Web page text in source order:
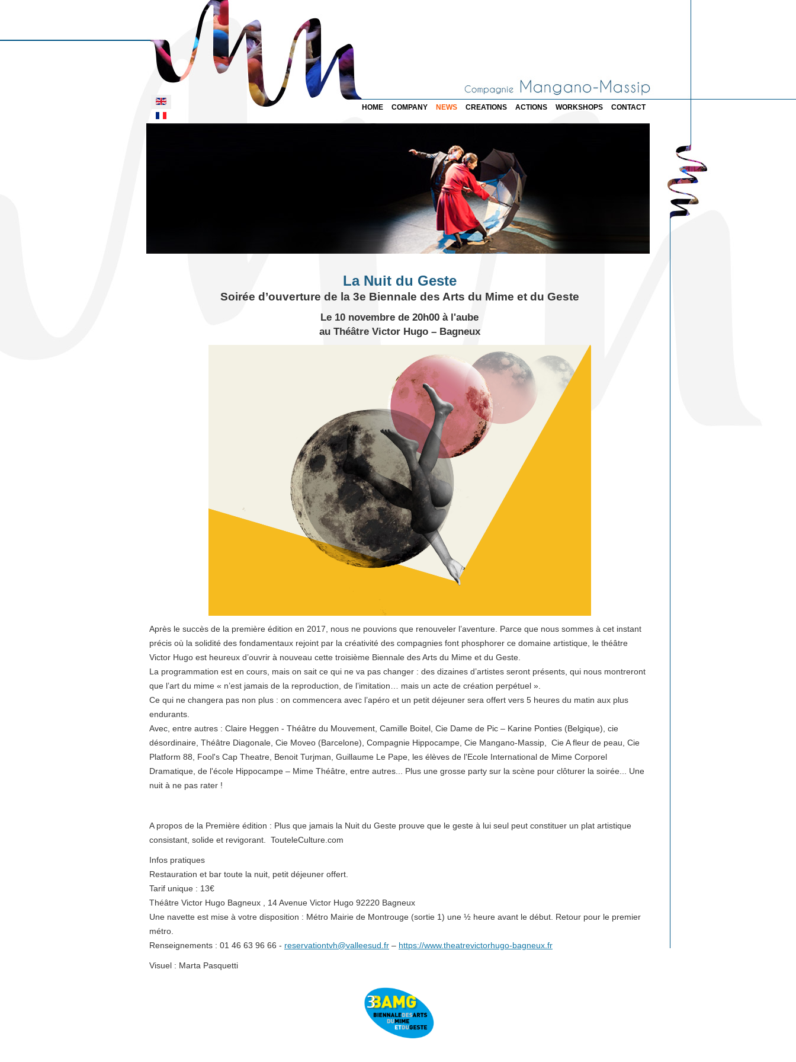
Select your language
HOME COMPANY NEWS CREATIONS ACTIONS WORKSHOPS CONTACT
La Nuit du Geste
Soirée d’ouverture de la 3e Biennale des Arts du Mime et du Geste
Le 10 novembre de 20h00 à l'aube
au Théâtre Victor Hugo – Bagneux
Après le succès de la première édition en 2017, nous ne pouvions que renouveler l’aventure. Parce que nous sommes à cet instant
précis où la solidité des fondamentaux rejoint par la créativité des compagnies font phosphorer ce domaine artistique, le théâtre
Victor Hugo est heureux d’ouvrir à nouveau cette troisième Biennale des Arts du Mime et du Geste.
La programmation est en cours, mais on sait ce qui ne va pas changer : des dizaines d’artistes seront présents, qui nous montreront
que l’art du mime « n’est jamais de la reproduction, de l’imitation… mais un acte de création perpétuel ».
Ce qui ne changera pas non plus : on commencera avec l’apéro et un petit déjeuner sera offert vers 5 heures du matin aux plus
endurants.
Avec, entre autres : Claire Heggen - Théâtre du Mouvement, Camille Boitel, Cie Dame de Pic – Karine Ponties (Belgique), cie
désordinaire, Théâtre Diagonale, Cie Moveo (Barcelone), Compagnie Hippocampe, Cie Mangano-Massip, Cie A fleur de peau, Cie
Platform 88, Fool's Cap Theatre, Benoit Turjman, Guillaume Le Pape, les élèves de l'Ecole International de Mime Corporel
Dramatique, de l'école Hippocampe – Mime Théâtre, entre autres... Plus une grosse party sur la scène pour clôturer la soirée... Une
nuit à ne pas rater !
A propos de la Première édition : Plus que jamais la Nuit du Geste prouve que le geste à lui seul peut constituer un plat artistique
consistant, solide et revigorant. TouteleCulture.com
Infos pratiques
Restauration et bar toute la nuit, petit déjeuner offert.
Tarif unique : 13€
Théâtre Victor Hugo Bagneux , 14 Avenue Victor Hugo 92220 Bagneux
Une navette est mise à votre disposition : Métro Mairie de Montrouge (sortie 1) une ½ heure avant le début. Retour pour le premier
métro.
Renseignements : 01 46 63 96 66 - reservationtvh@valleesud.fr – https://www.theatrevictorhugo-bagneux.fr
Visuel : Marta Pasquetti